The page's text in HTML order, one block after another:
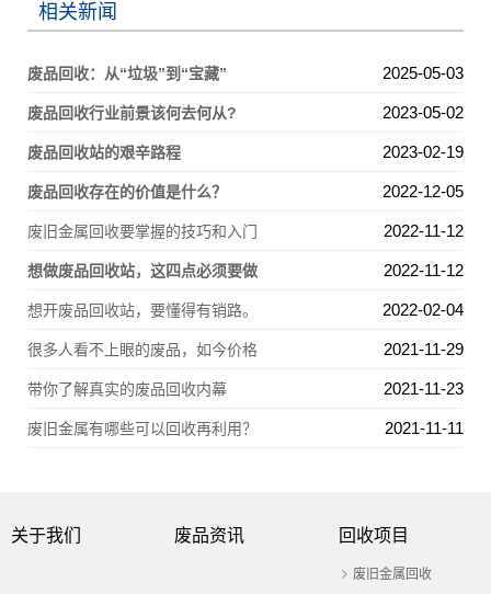
相关新闻
废品回收：从“垃圾”到“宝藏” 2025-05-03
废品回收行业前景该何去何从? 2023-05-02
废品回收站的艰辛路程 2023-02-19
废品回收存在的价值是什么？ 2022-12-05
废旧金属回收要掌握的技巧和入门 2022-11-12
想做废品回收站，这四点必须要做 2022-11-12
想开废品回收站，要懂得有销路。 2022-02-04
很多人看不上眼的废品，如今价格 2021-11-29
带你了解真实的废品回收内幕 2021-11-23
废旧金属有哪些可以回收再利用？ 2021-11-11
关于我们 废品资讯 回收项目
废旧金属回收